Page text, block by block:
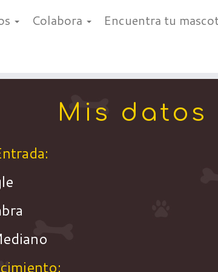
Colabora Encuentra tu
Mis datos